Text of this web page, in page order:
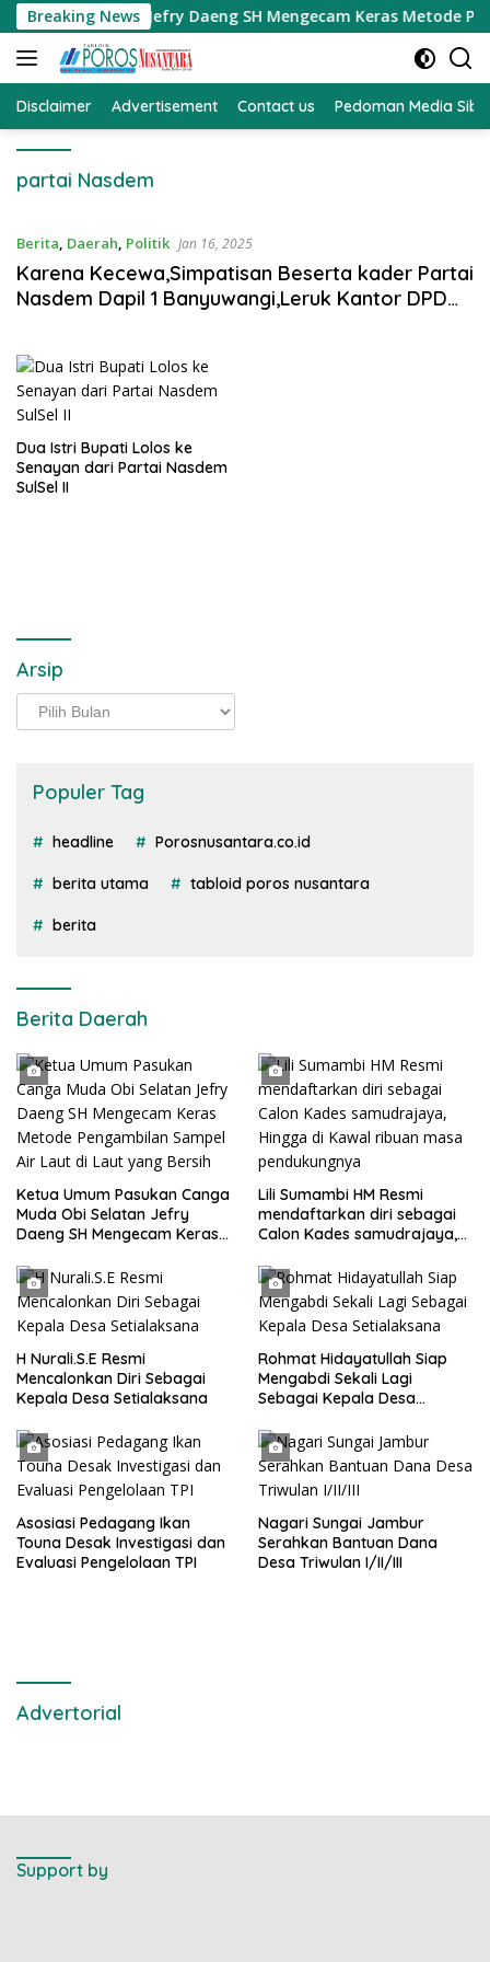
Langsung
ke
konten
Breaking News
Obi Selatan Jefry Daeng SH Mengecam Keras Metode
Disclaimer Advertisement Contact us Pedoman Media
partai Nasdem
Berita, Daerah, Politik Jan 16, 2025
Karena Kecewa,Simpatisan Beserta kader Partai
Nasdem Dapil 1 Banyuwangi,Leruk Kantor DPD
Dua Istri Bupati Lolos ke
Senayan dari Partai Nasdem
SulSel II
Arsip
Arsip
Populer Tag
headline Porosnusantara.co.id
berita utama tabloid poros nusantara
berita
Berita Daerah
Ketua Umum Pasukan Canga
Muda Obi Selatan Jefry
Daeng SH Mengecam Keras
Air Laut di Laut yang Bersih
Lili Sumambi HM Resmi
mendaftarkan diri sebagai
Calon Kades samudrajaya,
pendukungnya
H Nurali.S.E Resmi
Mencalonkan Diri Sebagai
Kepala Desa Setialaksana
Rohmat Hidayatullah Siap
Mengabdi Sekali Lagi
Sebagai Kepala Desa
Asosiasi Pedagang Ikan
Touna Desak Investigasi dan
Evaluasi Pengelolaan TPI
Nagari Sungai Jambur
Serahkan Bantuan Dana
Desa Triwulan I/II/III
Advertorial
Support by